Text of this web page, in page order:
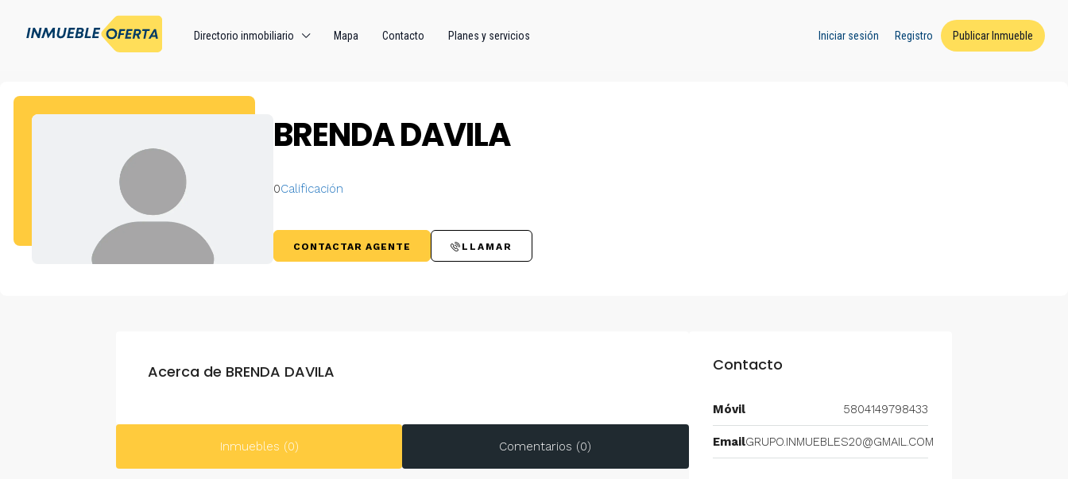
Directorio inmobiliario Mapa Contacto Planes y servicios Iniciar sesión Registro Publicar Inmueble
BRENDA DAVILA
0Calificación
CONTACTAR AGENTE LLAMAR
Acerca de BRENDA DAVILA
Inmuebles (0) Comentarios (0)
Contacto
Móvil 5804149798433
EmailGRUPO.INMUEBLES20@GMAIL.COM